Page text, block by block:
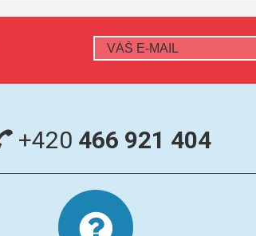
+420 466 921 404